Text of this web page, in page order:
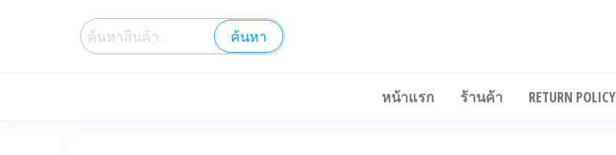
ค้นหา
หน้าแรก ร้านค้า RETURN POLICY